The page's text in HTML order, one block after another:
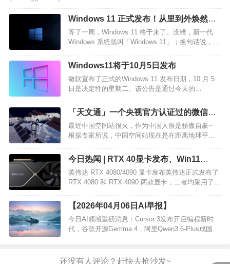
升级带来的持续流量拥堵，花粉俱乐部将于 6 月 3
日 22:30 - 6 月 5 日 20:00 进行全站服务器升级维
护…
Windows 11 正式发布！从里到外焕然一
新，还能用安卓！
等了一周，Windows 11 终于来了。没错，新一代
Windows 系统就叫「Windows 11」；换句话说，上
你体验过的话，应该不难发现，Windows 11 最大的
变化就是视觉方面了。比如，…
Windows11将于10月5日发布
微软宣布了正式的Windows 11 发布日期，10 月 5
日是决定性的星期二。该公告是通过今天的
费升级将开始向符合条件的 Windows 10 PC 推出的
时间。 然而，这不会是一蹴而就的事情，因为微软
的分阶段推出意味着它只期…
「天文通」一个央视官方认证过的微信小
程序，可以看实时空间站
最近中国空间站很火，作为中国人很是骄傲自豪~
根据专家所说，中国空间站现在是在距离地球平均
一周。就像流星一样，我们是有机会可以肉眼看到
空间站的~ 但并不是每次转圈我们都能够看到，只
有在特定的条件、情况下我们才能看到空间站。在
每天的日落后 或…
今日热闻 | RTX 40显卡发布、Win11
22H2全面推送、中兴Axon 30S官宣
英伟达 RTX 4080/4090 显卡发布英伟达正式发布了
RTX 4080 和 RTX 4090 两款显卡，二者均采用了最
心、DLSS3 等核心技术，后者能够进一步提升游戏
在光追效果开启后的帧率表现，此外两款显卡均支
持最高 8K 分辨率、…
【2026年04月06日AI早报】
今日AI领域重磅消息：Cursor 3发布开启编程新时
代，谷歌开源Gemma 4，阿里Qwen3.6-Plus成国产